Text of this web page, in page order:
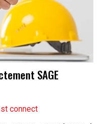
SAGE
connect